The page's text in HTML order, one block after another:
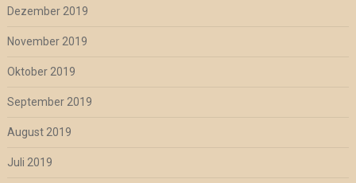
Dezember 2019
November 2019
Oktober 2019
September 2019
August 2019
Juli 2019